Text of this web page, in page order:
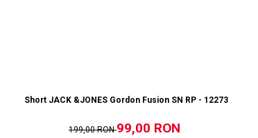
Short JACK &JONES Gordon Fusion SN RP - 12273304-
199,00 RON99,00 RON